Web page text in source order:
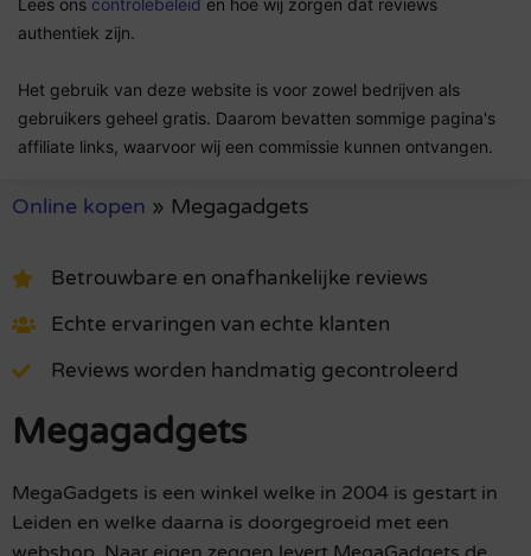
authentiek zijn.
Het gebruik van deze website is voor zowel bedrijven als
gebruikers geheel gratis. Daarom bevatten sommige pagina's
affiliate links, waarvoor wij een commissie kunnen ontvangen.
Online kopen » Megagadgets
Betrouwbare en onafhankelijke reviews
Echte ervaringen van echte klanten
Reviews worden handmatig gecontroleerd
Megagadgets
MegaGadgets is een winkel welke in 2004 is gestart in
Leiden en welke daarna is doorgegroeid met een